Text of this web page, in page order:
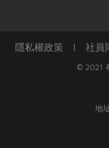
隱私權政策 | 社員
© 2021
地